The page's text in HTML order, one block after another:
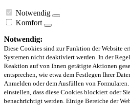
Notwendig
Komfort
Notwendig:
Diese Cookies sind zur Funktion der Website
Systemen nicht deaktiviert werden. In der
Reaktion auf von Ihnen getätigte Aktionen
entsprechen, wie etwa dem Festlegen Ihrer
Anmelden oder dem Ausfüllen von
einstellen, dass diese Cookies blockiert oder
benachrichtigt werden. Einige Bereiche der